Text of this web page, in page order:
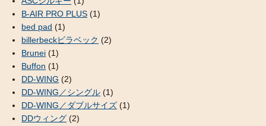
B-AIR PRO PLUS (1)
bed pad (1)
billerbeckビラベック (2)
Brunei (1)
Buffon (1)
DD-WING (2)
DD-WING／シングル (1)
DD-WING／ダブルサイズ (1)
DDウィング (2)